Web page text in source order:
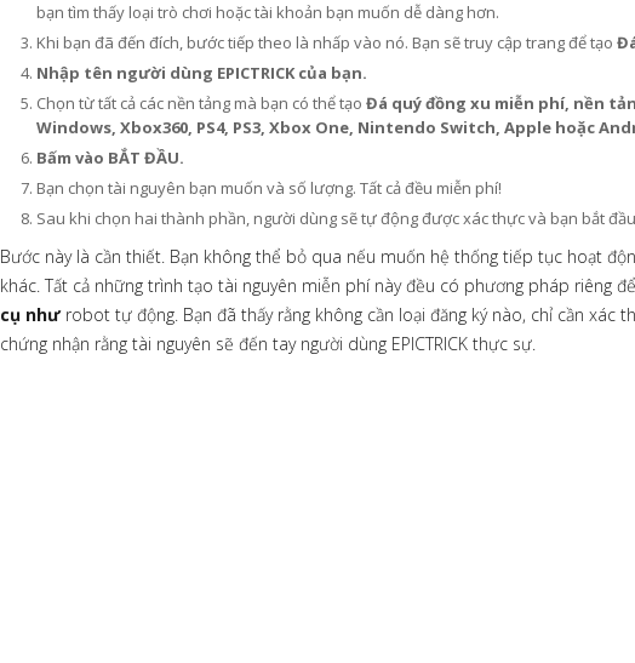
bạn tìm thấy loại trò chơi hoặc tài khoản bạn muốn dễ dàng hơn.
Khi bạn đã đến đích, bước tiếp theo là nhấp vào nó. Bạn sẽ truy cập trang để tạo
Nhập tên người dùng EPICTRICK của bạn.
Chọn từ tất cả các nền tảng mà bạn có thể tạo Đá quý đồng xu miễn phí, nền
Windows, Xbox360, PS4, PS3, Xbox One, Nintendo Switch, Apple hoặc
Bấm vào BẮT ĐẦU.
Bạn chọn tài nguyên bạn muốn và số lượng. Tất cả đều miễn phí!
Sau khi chọn hai thành phần, người dùng sẽ tự động được xác thực và bạn bắt
Bước này là cần thiết. Bạn không thể bỏ qua nếu muốn hệ thống tiếp tục hoạt
khác. Tất cả những trình tạo tài nguyên miễn phí này đều có phương pháp riêng để
cụ nhưrobot tự động. Bạn đã thấy rằng không cần loại đăng ký nào, chỉ cần xác
chứng nhận rằng tài nguyên sẽ đến tay người dùng EPICTRICK thực sự.